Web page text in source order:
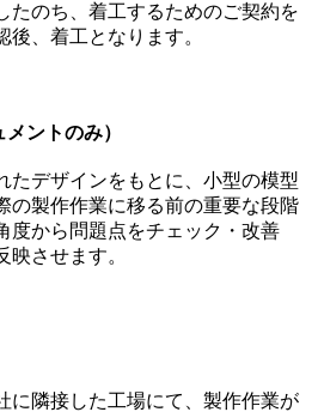
たのち、着工するためのご契約を
後、着工となります。
メントのみ）
たデザインをもとに、小型の模型
の製作作業に移る前の重要な段階
度から問題点をチェック・改善
映させます。
に隣接した工場にて、製作作業が